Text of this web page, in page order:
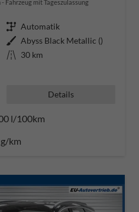
Fahrzeug mit Tageszulassung
Getriebe Automatik
Außenfarbe Abyss Black Metallic ()
Kilometerstand 30 km
Details
l/100km
km